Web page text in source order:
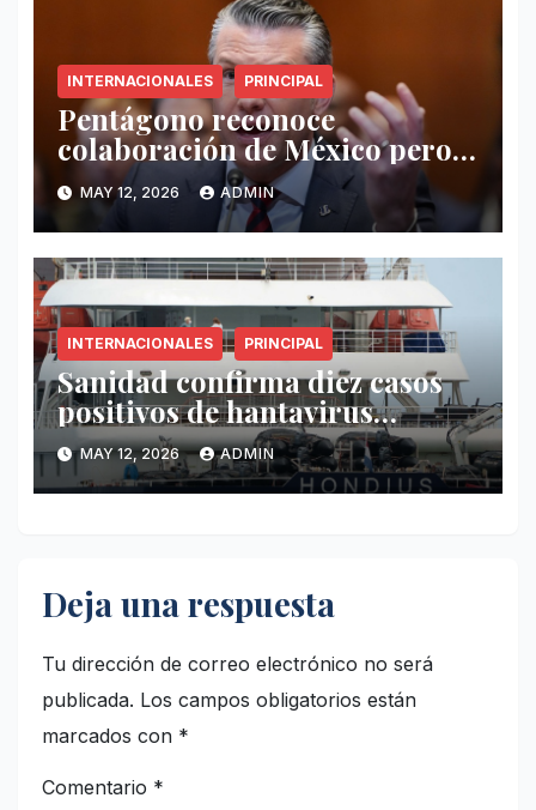
INTERNACIONALES PRINCIPAL
Pentágono reconoce
colaboración de México pero
exige mayor operatividad
antidrogas
MAY 12, 2026 ADMIN
INTERNACIONALES PRINCIPAL
Sanidad confirma diez casos
positivos de hantavirus
vinculados al crucero MV
Hondius
MAY 12, 2026 ADMIN
Deja una respuesta
Tu dirección de correo electrónico no será
publicada. Los campos obligatorios están
marcados con *
Comentario *